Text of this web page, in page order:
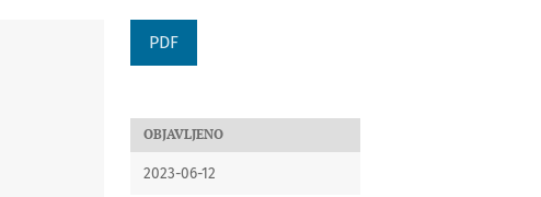
PDF
OBJAVLJENO
2023-06-12